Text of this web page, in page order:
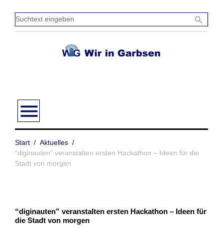
Inhalt
springen
search
menu
Start / Aktuelles /
“diginauten” veranstalten ersten Hackathon – Ideen für die
Stadt von morgen
“diginauten” veranstalten ersten Hackathon – Ideen für
die Stadt von morgen